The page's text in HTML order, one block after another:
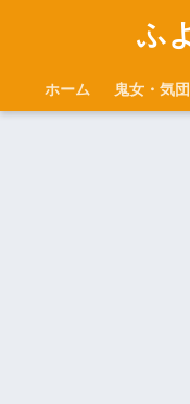
ふ
ホーム 鬼女・気